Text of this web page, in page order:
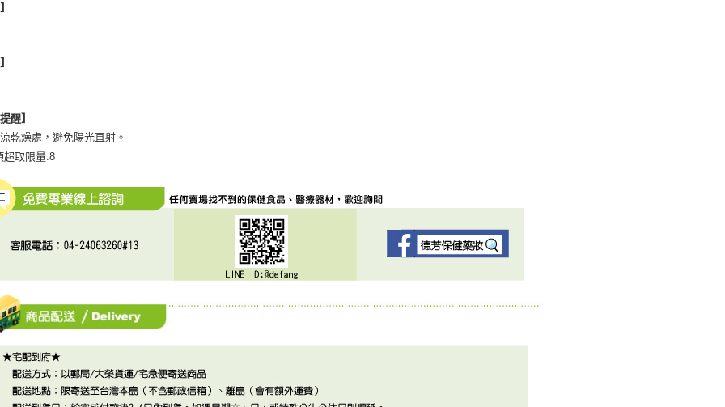
醒】
乾燥處，避免陽光直射。
超取限量:8